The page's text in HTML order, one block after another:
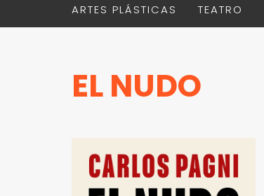
ARTES PLÁSTICAS TEATRO
EL NUDO